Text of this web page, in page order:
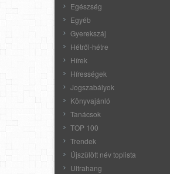
Egészség
Egyéb
Gyerekszáj
Hétről-hétre
Hírek
Hírességek
Jogszabályok
Könyvajánló
Tanácsok
TOP 100
Trendek
Újszülött név toplista
Ultrahang